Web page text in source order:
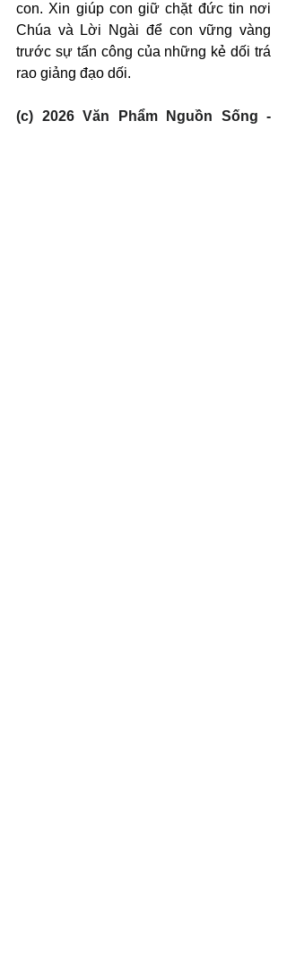
con. Xin giúp con giữ chặt đức tin nơi
Chúa và Lời Ngài để con vững vàng
trước sự tấn công của những kẻ dối trá
rao giảng đạo dối.
(c) 2026 Văn Phẩm Nguồn Sống -